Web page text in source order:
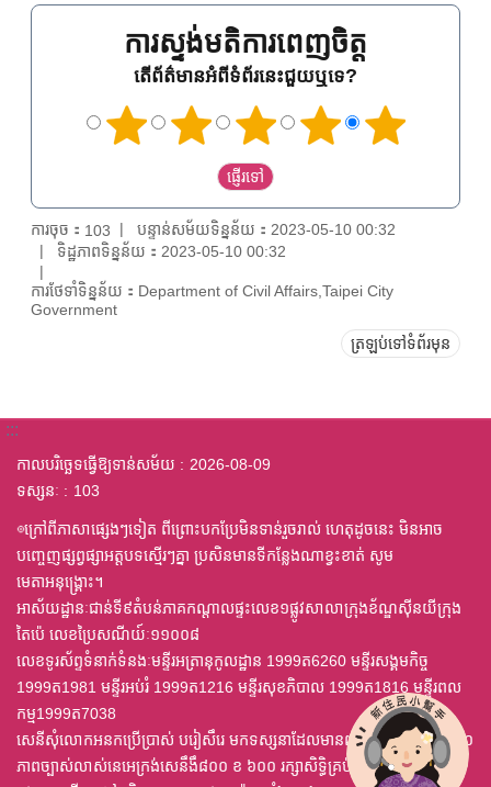
ការស្ទង់មតិការពេញចិត្ត
តើព័ត៌មានអំពីទំព័រនេះជួយឬទេ?
ការចុច： 103
បន្ទាន់សម័យទិន្នន័យ：2023-05-10 00:32
ទិដ្ឋភាពទិន្នន័យ：2023-05-10 00:32
ការថែទាំទិន្នន័យ：Department of Civil Affairs,Taipei City
Government
ត្រឡប់ទៅទំព័រមុន
:::
កាលបរិច្ឆេទធ្វើឱ្យទាន់សម័យ
2026-08-09
ទស្សនៈ
103
◎ក្រៅពីភាសាផ្សេងៗទៀត ពីព្រោះបកប្រែមិនទាន់រួចរាល់ ហេតុដូចនេះ មិនអាច
បញ្ចេញផ្សព្វផ្សាអត្តបទស្មើរៗគ្នា ប្រសិនមានទីកន្លែងណាខ្វះខាត់ សូម
មេតាអនុង្គ្រោះ។
អាស័យដ្ឋានៈជាន់ទី៩តំបន់ភាគកណ្តាលផ្ទះលេខ១ផ្លូវសាលាក្រុងខ័ណ្ឌស៊ីនយីក្រុង
តៃប៉េ លេខប្រៃសណីយ៍ៈ១១០០៨
លេខទូរស័ព្ទទំនាក់ទំនងៈមន្ទីរអត្រានុកូលដ្ឋាន 1999ត6260 មន្ទីរសង្គមកិច្ច
1999ត1981 មន្ទីរអប់រំ 1999ត1216 មន្ទីរសុខភិបាល 1999ត1816 មន្ទីរពល
កម្ម1999ត7038
សេនីសុំលោកអនកប្រើប្រាស់ បរៀសឹរេ មកទស្សនាដែលមានពុម្ព ឈុតឦលើស ៤,០
ភាពច្បាស់លាស់នេអេក្រង់សេនឹងឹ៨០០ ខ ៦០០ រក្សាសិទ្ធិគ្រប់យ៉ាង